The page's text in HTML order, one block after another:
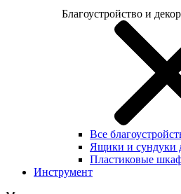
Благоустройство и декор
Все
Ящики и сундуки
Пластиковые
Инструмент